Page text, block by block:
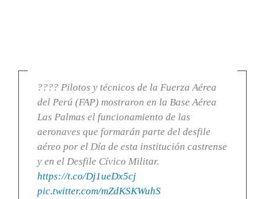
???? Pilotos y técnicos de la Fuerza Aérea
del Perú (FAP) mostraron en la Base Aérea
Las Palmas el funcionamiento de las
aeronaves que formarán parte del desfile
aéreo por el Día de esta institución castrense
y en el Desfile Cívico Militar.
https://t.co/Dj1ueDx5cj
pic.twitter.com/mZdKSKWuhS